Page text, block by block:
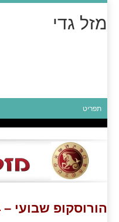
מזל גדי
הורוסקופ שבועי – 09.02.14 – 15.02.14